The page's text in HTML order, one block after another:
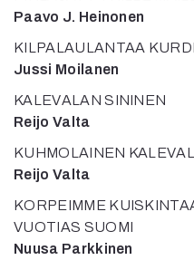
Paavo J. Heinonen
KILPALAULANTAA
Jussi Moilanen
KALEVALAN SININEN
Reijo Valta
KUHMOLAINEN
Reijo Valta
KORPEIMME
VUOTIAS SUOMI
Nuusa Parkkinen